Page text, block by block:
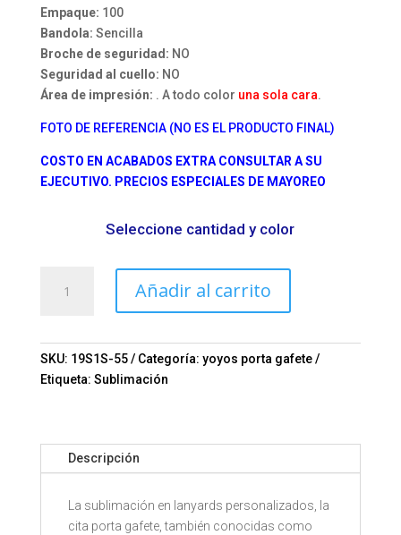
Empaque: 100
Bandola: Sencilla
Broche de seguridad: NO
Seguridad al cuello: NO
Área de impresión: . A todo color una sola cara.
FOTO DE REFERENCIA (NO ES EL PRODUCTO FINAL)
COSTO EN ACABADOS EXTRA CONSULTAR A SU
EJECUTIVO. PRECIOS ESPECIALES DE MAYOREO
Seleccione cantidad y color
para
sublimar
Mod.
55
cantidad
Añadir al carrito
SKU: 19S1S-55 Categoría: yoyos porta gafete
Etiqueta: Sublimación
Descripción
La sublimación en lanyards personalizados, la
cita porta gafete, también conocidas como